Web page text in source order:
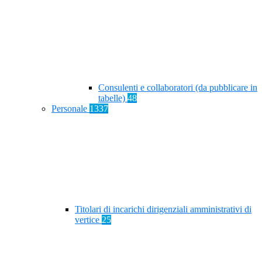
Consulenti e collaboratori (da pubblicare in
tabelle) 48
Personale 1337
Titolari di incarichi dirigenziali amministrativi di
vertice 25